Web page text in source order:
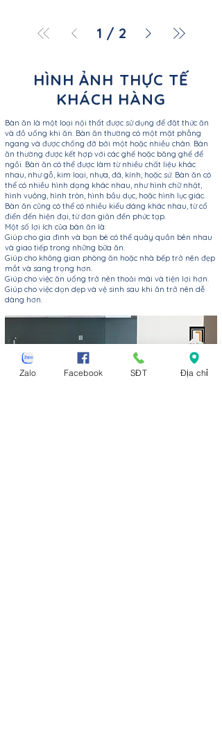
1 / 2
HÌNH ẢNH THỰC TẾ
KHÁCH HÀNG
Bàn ăn là một loại nội thất được sử dụng để đặt thức ăn
và đồ uống khi ăn. Bàn ăn thường có một mặt phẳng
ngang và được chống đỡ bởi một hoặc nhiều chân. Bàn
ăn thường được kết hợp với các ghế hoặc băng ghế để
ngồi. Bàn ăn có thể được làm từ nhiều chất liệu khác
nhau, như gỗ, kim loại, nhựa, đá, kính, hoặc sứ. Bàn ăn có
thể có nhiều hình dạng khác nhau, như hình chữ nhật,
hình vuông, hình tròn, hình bầu dục, hoặc hình lục giác.
Bàn ăn cũng có thể có nhiều kiểu dáng khác nhau, từ cổ
điển đến hiện đại, từ đơn giản đến phức tạp.
Một số lợi ích của bàn ăn là:
Giúp cho gia đình và bạn bè có thể quây quần bên nhau
và giao tiếp trong những bữa ăn.
Giúp cho không gian phòng ăn hoặc nhà bếp trở nên đẹp
mắt và sang trọng hơn.
Giúp cho việc ăn uống trở nên thoải mái và tiện lợi hơn.
Giúp cho việc dọn dẹp và vệ sinh sau khi ăn trở nên dễ
dàng hơn.
Zalo Facebook SĐT Địa chỉ